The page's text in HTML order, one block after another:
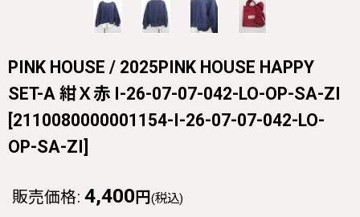
PINK HOUSE / 2025PINK HOUSE HAPPY
SET-A 紺Ｘ赤 I-26-07-07-042-LO-OP-SA-ZI
[2110080000001154-I-26-07-07-042-LO-
OP-SA-ZI]
販売価格: 4,400 円 (税込)